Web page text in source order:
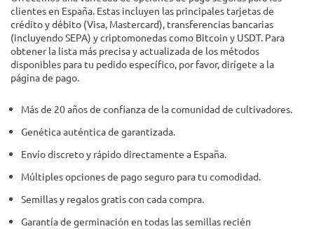
clientes en España. Estas incluyen las principales tarjetas de
crédito y débito (Visa, Mastercard), transferencias bancarias
(incluyendo SEPA) y criptomonedas como Bitcoin y USDT. Para
obtener la lista más precisa y actualizada de los métodos
disponibles para tu pedido específico, por favor, dirígete a la
página de pago.
Más de 20 años de confianza de la comunidad de cultivadores.
Genética auténtica de garantizada.
Envío discreto y rápido directamente a España.
Múltiples opciones de pago seguro para tu comodidad.
Semillas y regalos gratis con cada compra.
Garantía de germinación en todas las semillas recién